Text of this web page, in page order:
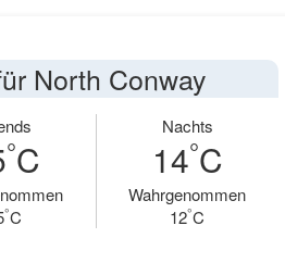
North Conway
°C
°C
Nachts
14°C
Wahrgenommen
12°C